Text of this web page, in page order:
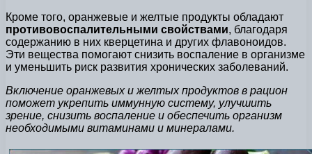
Кроме того, оранжевые и желтые продукты обладают
противовоспалительными свойствами, благодаря
содержанию в них кверцетина и других флавоноидов.
Эти вещества помогают снизить воспаление в организме
и уменьшить риск развития хронических заболеваний.
Включение оранжевых и желтых продуктов в рацион
поможет укрепить иммунную систему, улучшить
зрение, снизить воспаление и обеспечить организм
необходимыми витаминами и минералами.